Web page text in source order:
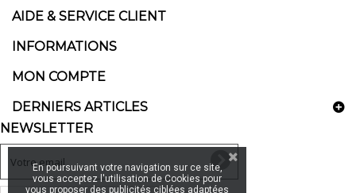
AIDE & SERVICE CLIENT
INFORMATIONS
MON COMPTE
DERNIERS ARTICLES
NEWSLETTER
En poursuivant votre navigation sur ce site,
vous acceptez l'utilisation de Cookies pour
vous proposer des publicités ciblées adaptées